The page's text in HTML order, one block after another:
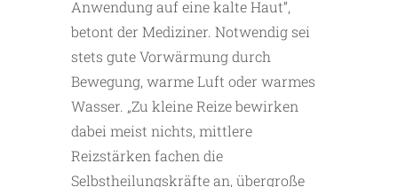
Anwendung auf eine kalte Haut“,
betont der Mediziner. Notwendig sei
stets gute Vorwärmung durch
Bewegung, warme Luft oder warmes
Wasser. „Zu kleine Reize bewirken
dabei meist nichts, mittlere
Reizstärken fachen die
Selbstheilungskräfte an, übergroße